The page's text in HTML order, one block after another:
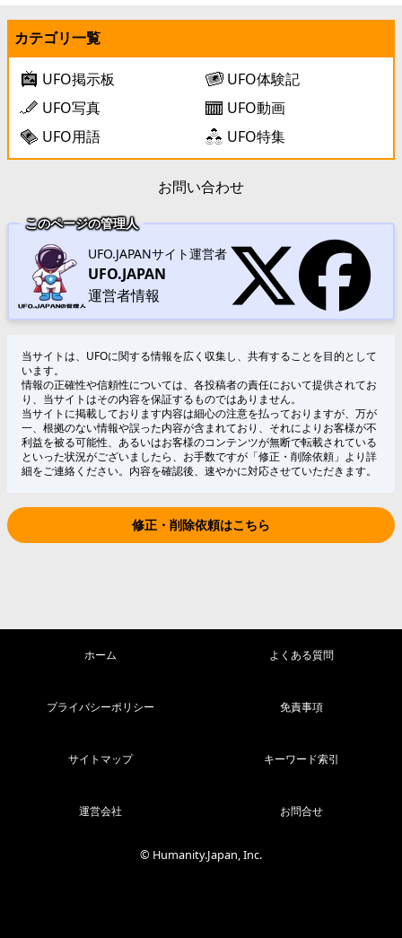
カテゴリ一覧
UFO掲示板
UFO体験記
UFO写真
UFO動画
UFO用語
UFO特集
お問い合わせ
このページの管理人
UFO.JAPANサイト運営者
UFO.JAPAN
運営者情報
当サイトは、UFOに関する情報を広く収集し、共有することを目的として
います。
情報の正確性や信頼性については、各投稿者の責任において提供されてお
り、当サイトはその内容を保証するものではありません。
当サイトに掲載しております内容は細心の注意を払っておりますが、万が
一、根拠のない情報や誤った内容が含まれており、それによりお客様が不
利益を被る可能性、あるいはお客様のコンテンツが無断で転載されている
といった状況がございましたら、お手数ですが「修正・削除依頼」より詳
細をご連絡ください。内容を確認後、速やかに対応させていただきます。
修正・削除依頼はこちら
ホーム よくある質問
プライバシーポリシー 免責事項
サイトマップ キーワード索引
運営会社 お問合せ
© Humanity.Japan, Inc.